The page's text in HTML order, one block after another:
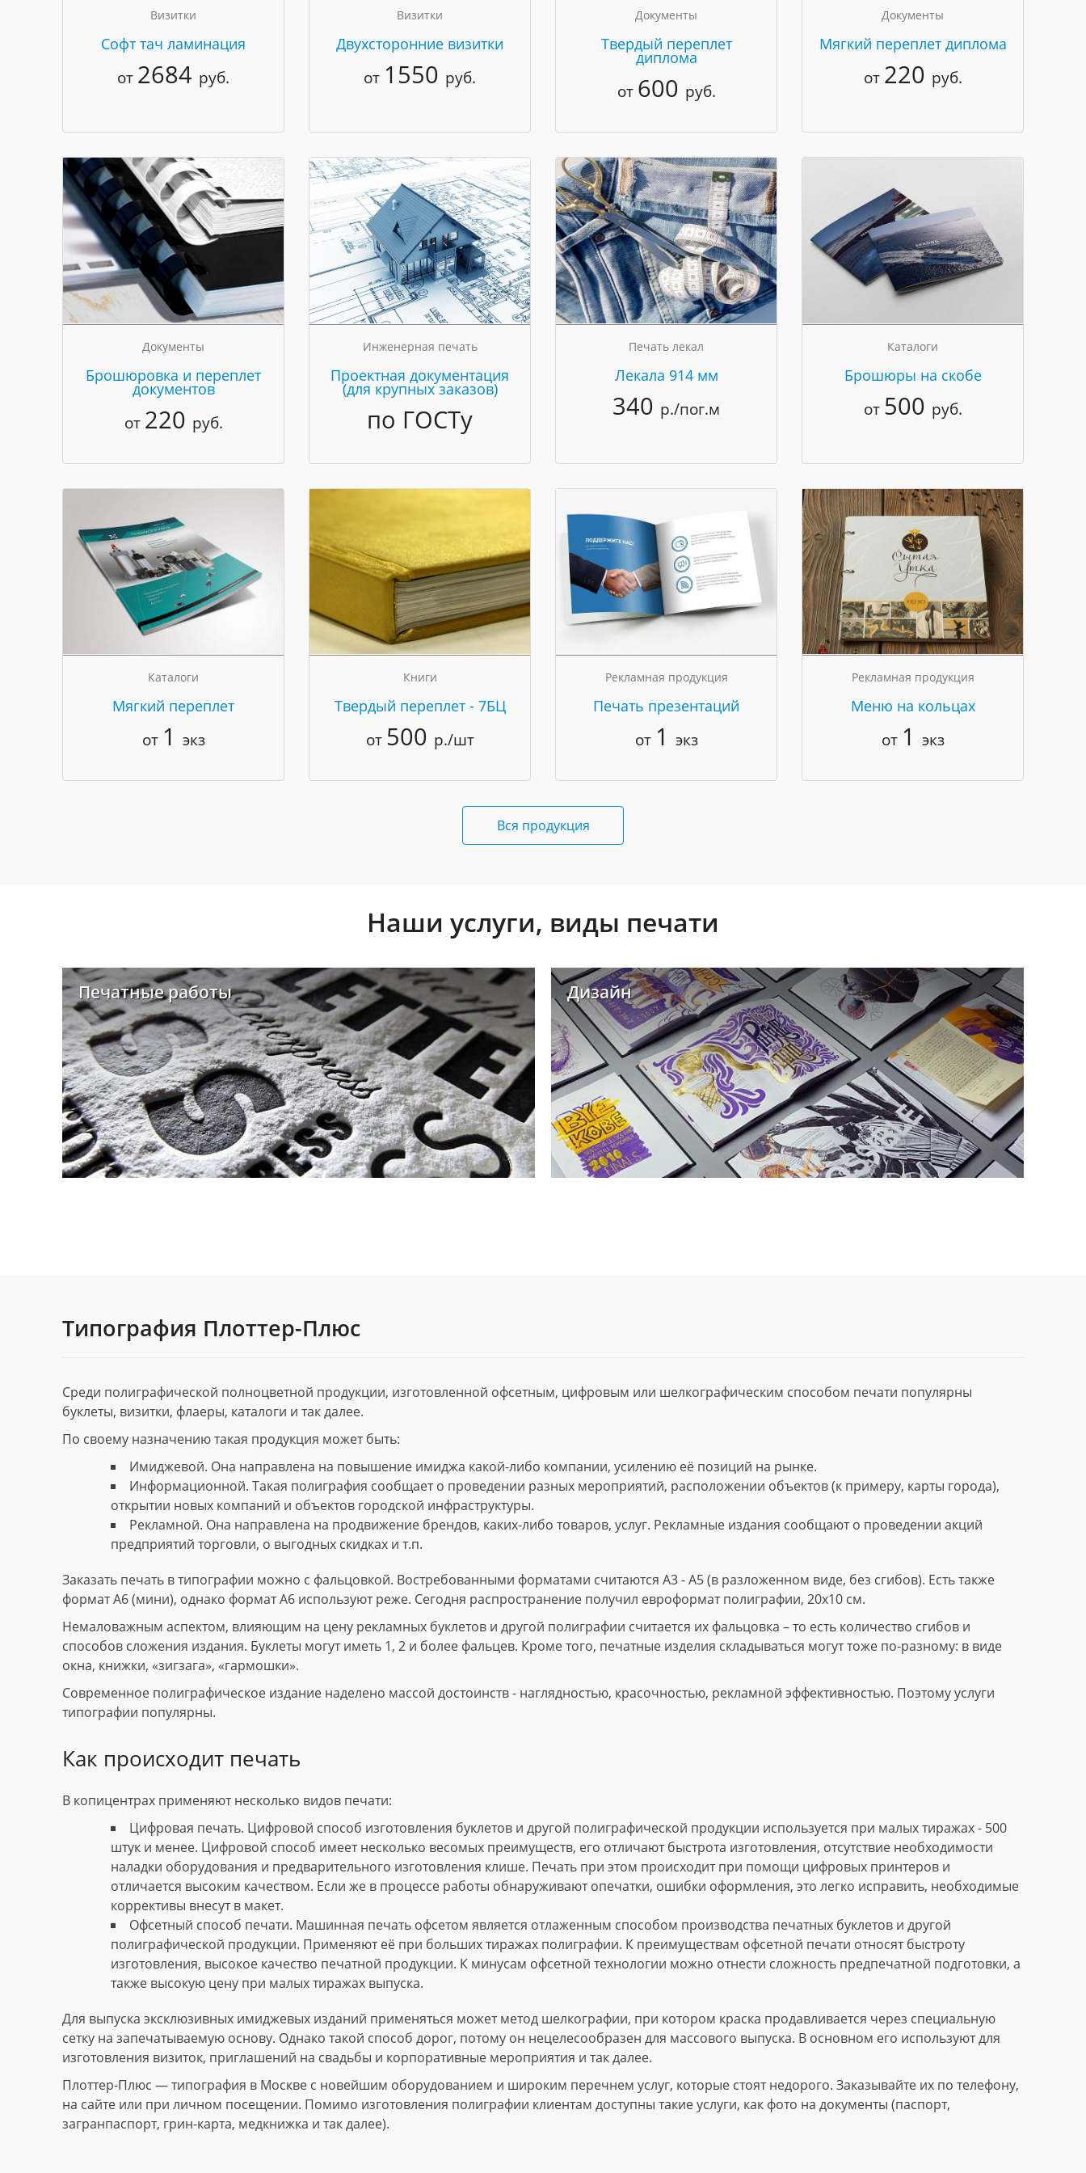
Визитки
Cофт тач ламинация
от 2684 руб.
Визитки
Двухсторонние визитки
от 1550 руб.
Документы
Твердый переплет
диплома
от 600 руб.
Документы
Мягкий переплет диплома
от 220 руб.
Документы
Брошюровка и переплет
документов
от 220 руб.
Инженерная печать
Проектная документация
(для крупных заказов)
по ГОСТу
Печать лекал
Лекала 914 мм
340 р./пог.м
Каталоги
Брошюры на скобе
от 500 руб.
Каталоги
Мягкий переплет
от 1 экз
Книги
Твердый переплет - 7БЦ
от 500 р./шт
Рекламная продукция
Печать презентаций
от 1 экз
Рекламная продукция
Меню на кольцах
от 1 экз
Вся продукция
Наши услуги, виды печати
Печатные работы Дизайн
Типография Плоттер-Плюс
Среди полиграфической полноцветной продукции, изготовленной офсетным, цифровым или шелкографическим способом печати популярны
буклеты, визитки, флаеры, каталоги и так далее.
По своему назначению такая продукция может быть:
Имиджевой. Она направлена на повышение имиджа какой-либо компании, усилению её позиций на рынке.
Информационной. Такая полиграфия сообщает о проведении разных мероприятий, расположении объектов (к примеру, карты города),
открытии новых компаний и объектов городской инфраструктуры.
Рекламной. Она направлена на продвижение брендов, каких-либо товаров, услуг. Рекламные издания сообщают о проведении акций
предприятий торговли, о выгодных скидках и т.п.
Заказать печать в типографии можно с фальцовкой. Востребованными форматами считаются А3 - А5 (в разложенном виде, без сгибов). Есть также
формат А6 (мини), однако формат А6 используют реже. Сегодня распространение получил евроформат полиграфии, 20х10 см.
Немаловажным аспектом, влияющим на цену рекламных буклетов и другой полиграфии считается их фальцовка – то есть количество сгибов и
способов сложения издания. Буклеты могут иметь 1, 2 и более фальцев. Кроме того, печатные изделия складываться могут тоже по-разному: в виде
окна, книжки, «зигзага», «гармошки».
Современное полиграфическое издание наделено массой достоинств - наглядностью, красочностью, рекламной эффективностью. Поэтому услуги
типографии популярны.
Как происходит печать
В копицентрах применяют несколько видов печати:
Цифровая печать. Цифровой способ изготовления буклетов и другой полиграфической продукции используется при малых тиражах - 500
штук и менее. Цифровой способ имеет несколько весомых преимуществ, его отличают быстрота изготовления, отсутствие необходимости
наладки оборудования и предварительного изготовления клише. Печать при этом происходит при помощи цифровых принтеров и
отличается высоким качеством. Если же в процессе работы обнаруживают опечатки, ошибки оформления, это легко исправить, необходимые
коррективы внесут в макет.
Офсетный способ печати. Машинная печать офсетом является отлаженным способом производства печатных буклетов и другой
полиграфической продукции. Применяют её при больших тиражах полиграфии. К преимуществам офсетной печати относят быстроту
изготовления, высокое качество печатной продукции. К минусам офсетной технологии можно отнести сложность предпечатной подготовки, а
также высокую цену при малых тиражах выпуска.
Для выпуска эксклюзивных имиджевых изданий применяться может метод шелкографии, при котором краска продавливается через специальную
сетку на запечатываемую основу. Однако такой способ дорог, потому он нецелесообразен для массового выпуска. В основном его используют для
изготовления визиток, приглашений на свадьбы и корпоративные мероприятия и так далее.
Плоттер-Плюс — типография в Москве с новейшим оборудованием и широким перечнем услуг, которые стоят недорого. Заказывайте их по телефону,
на сайте или при личном посещении. Помимо изготовления полиграфии клиентам доступны такие услуги, как фото на документы (паспорт,
загранпаспорт, грин-карта, медкнижка и так далее).